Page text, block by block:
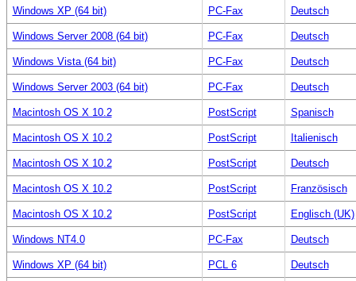
Windows XP (64 bit) PC-Fax Deutsch
Windows Server 2008 (64 bit) PC-Fax Deutsch
Windows Vista (64 bit) PC-Fax Deutsch
Windows Server 2003 (64 bit) PC-Fax Deutsch
Macintosh OS X 10.2 PostScript Spanisch
Macintosh OS X 10.2 PostScript Italienisch
Macintosh OS X 10.2 PostScript Deutsch
Macintosh OS X 10.2 PostScript Französisch
Macintosh OS X 10.2 PostScript Englisch (UK)
Windows NT4.0 PC-Fax Deutsch
Windows XP (64 bit) PCL 6 Deutsch